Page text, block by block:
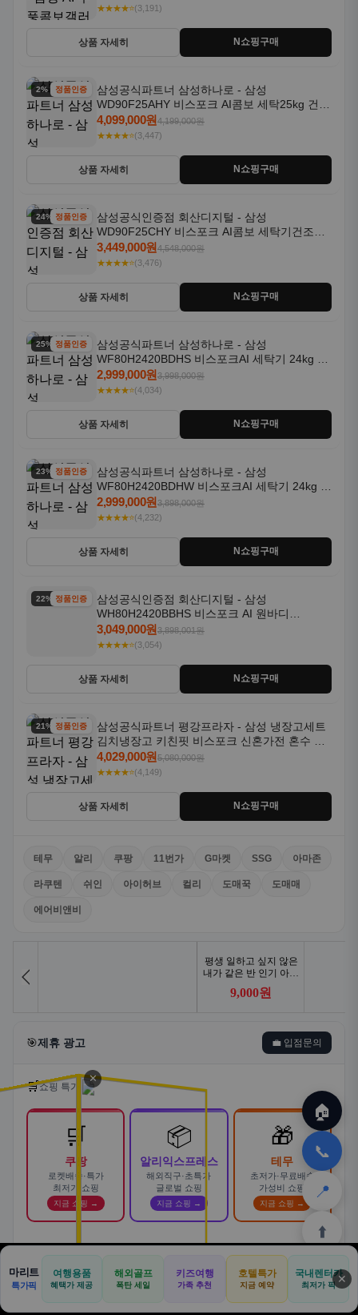
★★★★⭐(3,191)
상품 자세히 N쇼핑구매
2% 할인정품인증
삼성공식파트너 삼성하나로 - 삼성
WD90F25AHY 비스포크 AI콤보 세탁25kg 건조
18kg 자동문열림 1등급
4,099,000원4,199,000원
★★★★⭐(3,447)
상품 자세히 N쇼핑구매
24% 할인정품인증
삼성공식인증점 회산디지털 - 삼성
WD90F25CHY 비스포크 AI콤보 세탁기건조기
일체형 25kg+18kg 1등급
3,449,000원4,548,000원
★★★★⭐(3,476)
상품 자세히 N쇼핑구매
25% 할인정품인증
삼성공식파트너 삼성하나로 - 삼성
WF80H2420BDHS 비스포크AI 세탁기 24kg 건
조기 20kg 세제자동투입
2,999,000원3,998,000원
★★★★⭐(4,034)
상품 자세히 N쇼핑구매
23% 할인정품인증
삼성공식파트너 삼성하나로 - 삼성
WF80H2420BDHW 비스포크AI 세탁기 24kg 건
조기 20kg 세제자동투입
2,999,000원3,898,000원
★★★★⭐(4,232)
상품 자세히 N쇼핑구매
22% 할인정품인증
삼성공식인증점 회산디지털 - 삼성
WH80H2420BBHS 비스포크 AI 원바디
24kg+20kg 세제자동투입 1등급
3,049,000원3,898,001원
★★★★⭐(3,054)
상품 자세히 N쇼핑구매
21% 할인정품인증
삼성공식파트너 평강프라자 - 삼성 냉장고세트
김치냉장고 키친핏 비스포크 신혼가전 혼수 입
주가전 빌트인 화이트
4,029,000원5,080,000원
★★★★⭐(4,149)
상품 자세히 N쇼핑구매
테무 알리 쿠팡 11번가 G마켓 SSG 아마존
라쿠텐 쉬인 아이허브 컬리 도매꾹 도매매
에어비앤비
🎯제휴 광고 💼 입점문의
🛒쇼핑 특가
🛒
쿠팡
로켓배송·특가
최저가 쇼핑
지금 쇼핑 →
📦
알리익스프레스
해외직구·초특가
글로벌 쇼핑
지금 쇼핑 →
🎁
테무
초저가·무료배송
가성비 쇼핑
지금 쇼핑 →
🚗
합리적으로
AD
카슐랭 · 신차 장기렌트 · 리스 · 월 렌탈료 비교
바로가기 →
🏠
✈️
공항
⛳
📋
🛒
쿠팡
🎁
테무
🏠
📞
📍
⬆️
🏠 📝
견적
🚐
기사등록
🛒
아마존
✕
마리트
특가픽
여행용품
혜택가 제공
해외골프
폭탄 세일
키즈여행
가족 추천
호텔특가
지금 예약
국내렌터카
최저가 픽 ✕